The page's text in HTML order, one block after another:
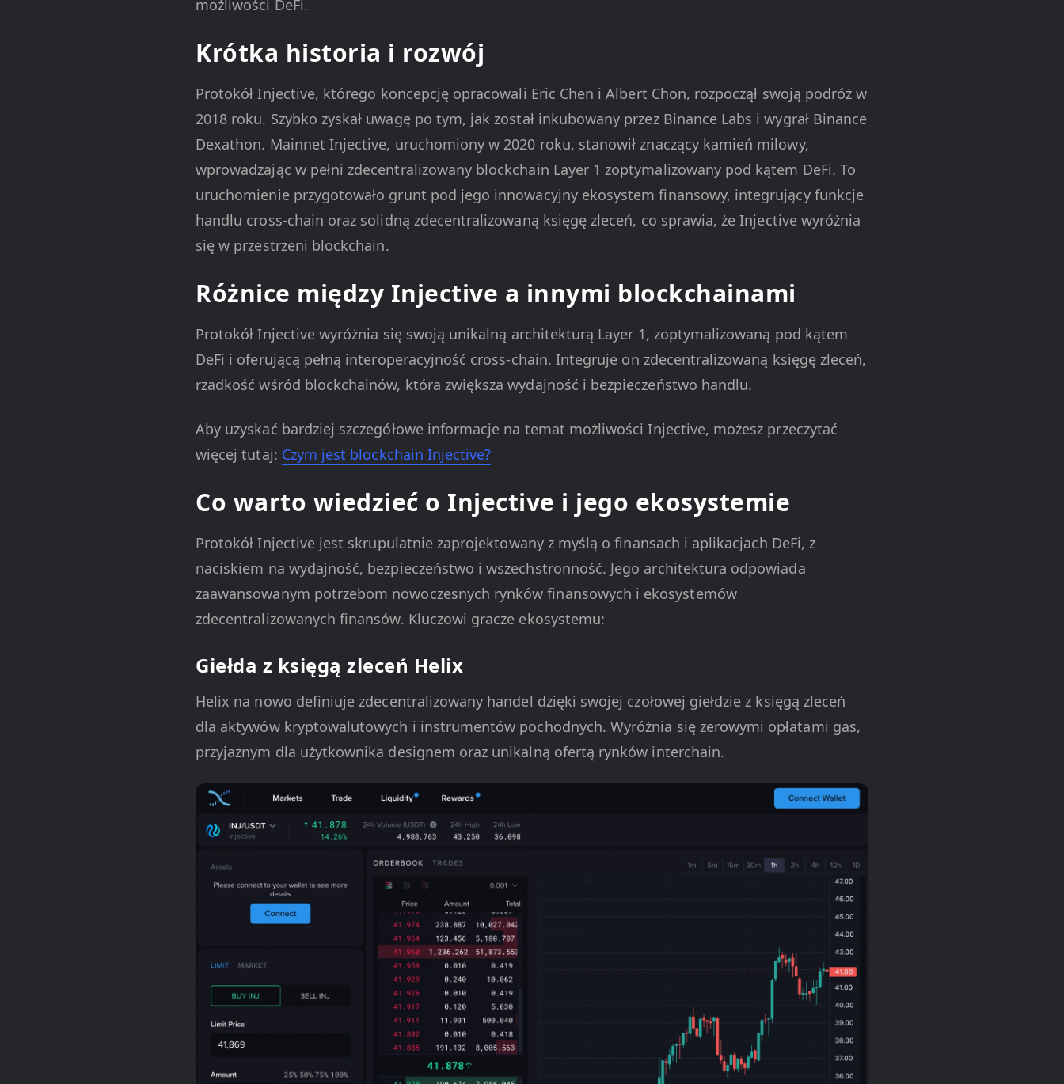
możliwości DeFi.
Krótka historia i rozwój
Protokół Injective, którego koncepcję opracowali Eric Chen i Albert Chon, rozpoczął swoją podróż w
2018 roku. Szybko zyskał uwagę po tym, jak został inkubowany przez Binance Labs i wygrał Binance
Dexathon. Mainnet Injective, uruchomiony w 2020 roku, stanowił znaczący kamień milowy,
wprowadzając w pełni zdecentralizowany blockchain Layer 1 zoptymalizowany pod kątem DeFi. To
uruchomienie przygotowało grunt pod jego innowacyjny ekosystem finansowy, integrujący funkcje
handlu cross-chain oraz solidną zdecentralizowaną księgę zleceń, co sprawia, że Injective wyróżnia
się w przestrzeni blockchain.
Różnice między Injective a innymi blockchainami
Protokół Injective wyróżnia się swoją unikalną architekturą Layer 1, zoptymalizowaną pod kątem
DeFi i oferującą pełną interoperacyjność cross-chain. Integruje on zdecentralizowaną księgę zleceń,
rzadkość wśród blockchainów, która zwiększa wydajność i bezpieczeństwo handlu.
Aby uzyskać bardziej szczegółowe informacje na temat możliwości Injective, możesz przeczytać
więcej tutaj: Czym jest blockchain Injective?
Co warto wiedzieć o Injective i jego ekosystemie
Protokół Injective jest skrupulatnie zaprojektowany z myślą o finansach i aplikacjach DeFi, z
naciskiem na wydajność, bezpieczeństwo i wszechstronność. Jego architektura odpowiada
zaawansowanym potrzebom nowoczesnych rynków finansowych i ekosystemów
zdecentralizowanych finansów. Kluczowi gracze ekosystemu:
Giełda z księgą zleceń Helix
Helix na nowo definiuje zdecentralizowany handel dzięki swojej czołowej giełdzie z księgą zleceń
dla aktywów kryptowalutowych i instrumentów pochodnych. Wyróżnia się zerowymi opłatami gas,
przyjaznym dla użytkownika designem oraz unikalną ofertą rynków interchain.